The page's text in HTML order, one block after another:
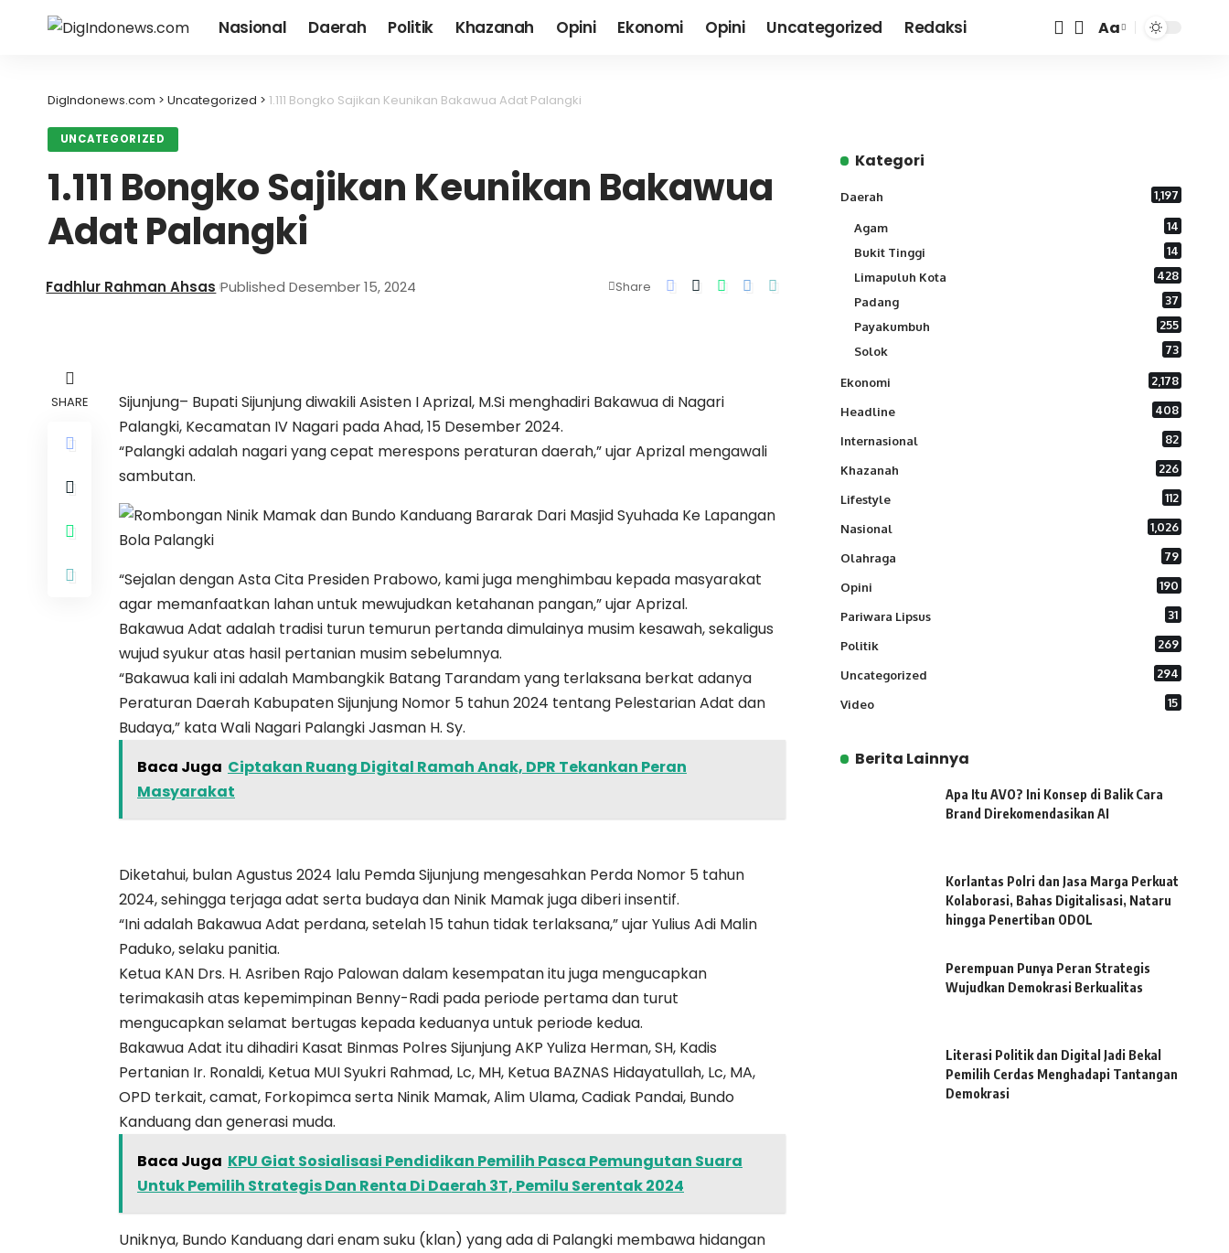
Nasional Daerah Politik Khazanah Opini Ekonomi Opini Uncategorized Redaksi
Font
Aa
DigIndonews.com > Uncategorized > 1.111 Bongko Sajikan Keunikan Bakawua Adat Palangki
UNCATEGORIZED
1.111 Bongko Sajikan Keunikan Bakawua
Adat Palangki
Fadhlur Rahman Ahsas Published Desember 15, 2024 Share
SHARE
Sijunjung– Bupati Sijunjung diwakili Asisten I Aprizal, M.Si menghadiri Bakawua di Nagari
Palangki, Kecamatan IV Nagari pada Ahad, 15 Desember 2024.
“Palangki adalah nagari yang cepat merespons peraturan daerah,” ujar Aprizal mengawali
sambutan.
“Sejalan dengan Asta Cita Presiden Prabowo, kami juga menghimbau kepada masyarakat
agar memanfaatkan lahan untuk mewujudkan ketahanan pangan,” ujar Aprizal.
Bakawua Adat adalah tradisi turun temurun pertanda dimulainya musim kesawah, sekaligus
wujud syukur atas hasil pertanian musim sebelumnya.
“Bakawua kali ini adalah Mambangkik Batang Tarandam yang terlaksana berkat adanya
Peraturan Daerah Kabupaten Sijunjung Nomor 5 tahun 2024 tentang Pelestarian Adat dan
Budaya,” kata Wali Nagari Palangki Jasman H. Sy.
Baca Juga Ciptakan Ruang Digital Ramah Anak, DPR Tekankan Peran
Masyarakat
Diketahui, bulan Agustus 2024 lalu Pemda Sijunjung mengesahkan Perda Nomor 5 tahun
2024, sehingga terjaga adat serta budaya dan Ninik Mamak juga diberi insentif.
“Ini adalah Bakawua Adat perdana, setelah 15 tahun tidak terlaksana,” ujar Yulius Adi Malin
Paduko, selaku panitia.
Ketua KAN Drs. H. Asriben Rajo Palowan dalam kesempatan itu juga mengucapkan
terimakasih atas kepemimpinan Benny-Radi pada periode pertama dan turut
mengucapkan selamat bertugas kepada keduanya untuk periode kedua.
Bakawua Adat itu dihadiri Kasat Binmas Polres Sijunjung AKP Yuliza Herman, SH, Kadis
Pertanian Ir. Ronaldi, Ketua MUI Syukri Rahmad, Lc, MH, Ketua BAZNAS Hidayatullah, Lc, MA,
OPD terkait, camat, Forkopimca serta Ninik Mamak, Alim Ulama, Cadiak Pandai, Bundo
Kanduang dan generasi muda.
Baca Juga KPU Giat Sosialisasi Pendidikan Pemilih Pasca Pemungutan Suara
Untuk Pemilih Strategis Dan Renta Di Daerah 3T, Pemilu Serentak 2024
Uniknya, Bundo Kanduang dari enam suku (klan) yang ada di Palangki membawa hidangan
Kategori
Daerah 1,197
Agam
14
Bukit Tinggi
14
Limapuluh Kota
428
Padang
37
Payakumbuh
255
Solok
73
Ekonomi 2,178
Headline 408
Internasional 82
Khazanah 226
Lifestyle 112
Nasional 1,026
Olahraga 79
Opini 190
Pariwara Lipsus 31
Politik 269
Uncategorized 294
Video 15
Berita Lainnya
Apa Itu AVO? Ini Konsep di Balik Cara
Brand Direkomendasikan AI
Korlantas Polri dan Jasa Marga Perkuat
Kolaborasi, Bahas Digitalisasi, Nataru
hingga Penertiban ODOL
Perempuan Punya Peran Strategis
Wujudkan Demokrasi Berkualitas
Literasi Politik dan Digital Jadi Bekal
Pemilih Cerdas Menghadapi Tantangan
Demokrasi